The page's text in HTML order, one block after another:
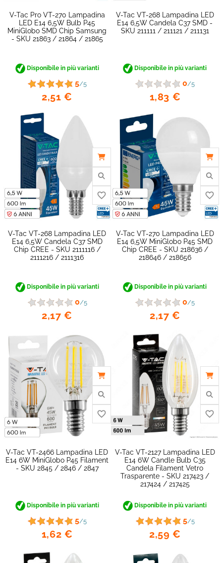
V-Tac Pro VT-270 Lampadina
LED E14 6,5W Bulb P45
MiniGlobo SMD Chip Samsung
- SKU 21863 / 21864 / 21865
Disponibile in più varianti
5/5
2,51 €
V-Tac VT-268 Lampadina LED
E14 6,5W Candela C37 SMD -
SKU 211111 / 211121 / 211131
Disponibile in più varianti
0/5
1,83 €
V-Tac VT-268 Lampadina LED
E14 6,5W Candela C37 SMD
Chip CREE - SKU 2111116 /
2111216 / 2111316
Disponibile in più varianti
0/5
2,17 €
V-Tac VT-270 Lampadina LED
E14 6,5W MiniGlobo P45 SMD
Chip CREE - SKU 218636 /
218646 / 218656
Disponibile in più varianti
0/5
2,17 €
V-Tac VT-2466 Lampadina LED
E14 6W MiniGlobo P45 Filament
- SKU 2845 / 2846 / 2847
Disponibile in più varianti
5/5
1,62 €
V-Tac VT-2127 Lampadina LED
E14 6W Candle Bulb C35
Candela Filament Vetro
Trasparente - SKU 217423 /
217424 / 217425
Disponibile in più varianti
5/5
2,59 €